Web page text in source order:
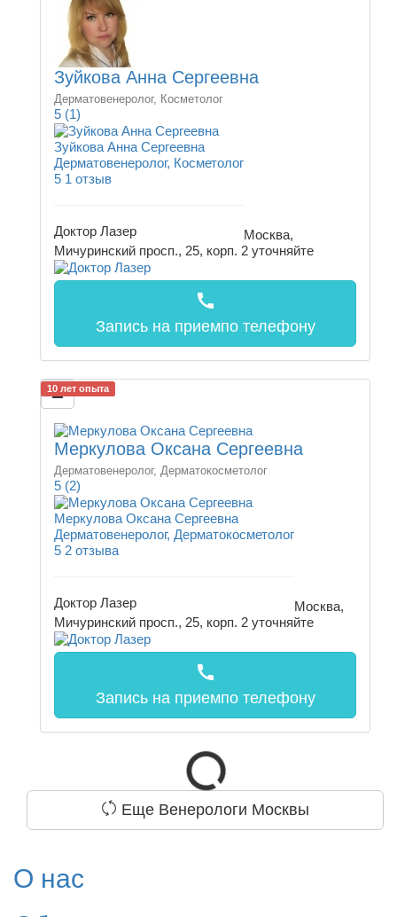
Зуйкова Анна Сергеевна
Дерматовенеролог, Косметолог
5 (1)
Зуйкова Анна Сергеевна
Дерматовенеролог, Косметолог
5 1 отзыв
Доктор Лазер
Москва,
Мичуринский просп., 25, корп. 2 уточняйте
call
Запись на приемпо телефону
10 лет опыта
Меркулова Оксана Сергеевна
Дерматовенеролог, Дерматокосметолог
5 (2)
Меркулова Оксана Сергеевна
Дерматовенеролог, Дерматокосметолог
5 2 отзыва
Доктор Лазер
Москва,
Мичуринский просп., 25, корп. 2 уточняйте
call
Запись на приемпо телефону
Еще Венерологи Москвы
О нас